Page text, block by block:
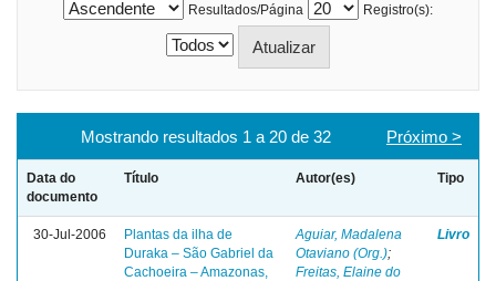
Resultados/Página
Registro(s):
Mostrando resultados 1 a 20 de 32 Próximo >
Data do
documento
Título Autor(es) Tipo
30-Jul-2006
Plantas da ilha de
Duraka – São Gabriel da
Cachoeira – Amazonas,
Aguiar, Madalena
Otaviano (Org.);
Freitas, Elaine do
Livro